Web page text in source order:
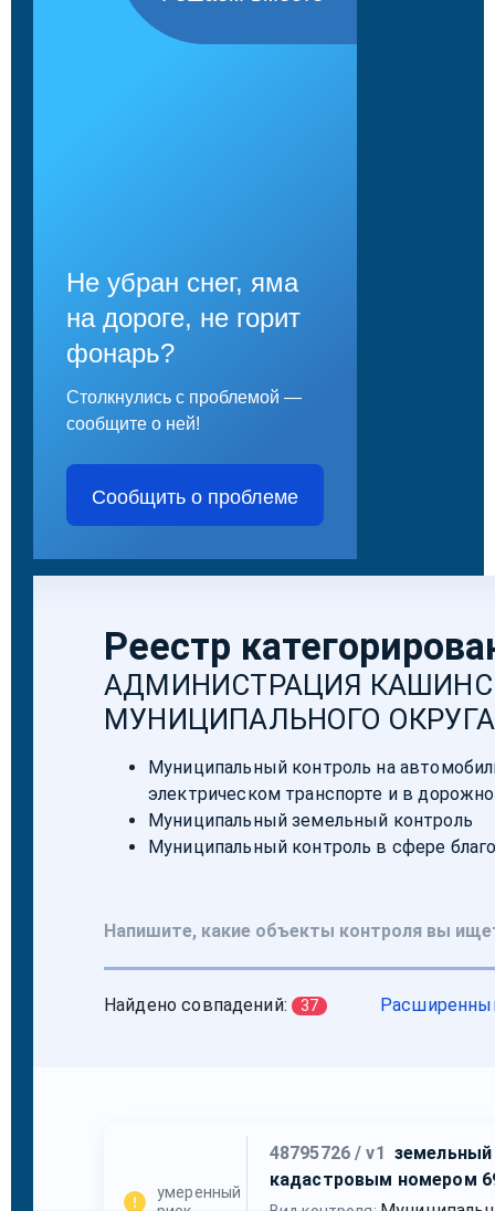
Не убран снег, яма
на дороге, не горит
фонарь?
Столкнулись с проблемой —
сообщите о ней!
Сообщить о проблеме